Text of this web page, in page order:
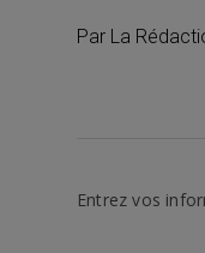
Par La
Entrez vos